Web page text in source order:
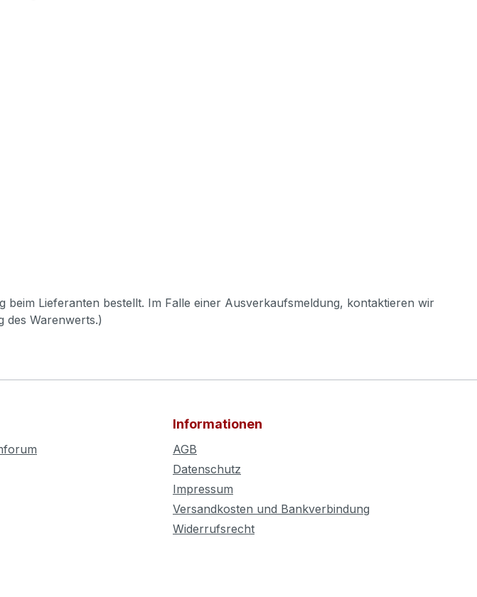
Lieferanten bestellt. Im Falle einer Ausverkaufsmeldung, kontaktieren wir
des Warenwerts.)
Informationen
AGB
Datenschutz
Impressum
Versandkosten und Bankverbindung
Widerrufsrecht